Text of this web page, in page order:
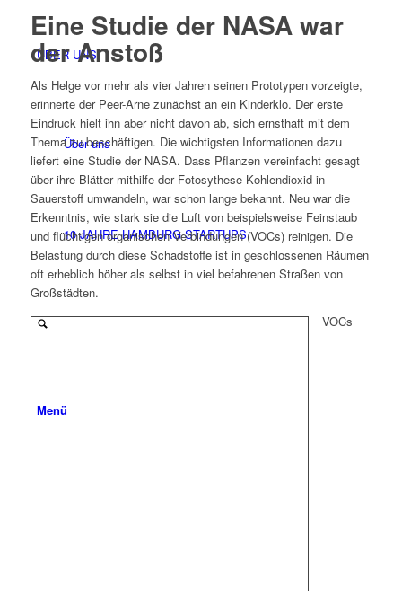
ÜBER UNS
Über uns
10 JAHRE HAMBURG STARTUPS
Menü
Eine Studie der NASA war
der Anstoß
Als Helge vor mehr als vier Jahren seinen Prototypen vorzeigte,
erinnerte der Peer-Arne zunächst an ein Kinderklo. Der erste
Eindruck hielt ihn aber nicht davon ab, sich ernsthaft mit dem
Thema zu beschäftigen. Die wichtigsten Informationen dazu
liefert eine Studie der NASA. Dass Pflanzen vereinfacht gesagt
über ihre Blätter mithilfe der Fotosythese Kohlendioxid in
Sauerstoff umwandeln, war schon lange bekannt. Neu war die
Erkenntnis, wie stark sie die Luft von beispielsweise Feinstaub
und flüchtigen organischen Verbindungen (VOCs) reinigen. Die
Belastung durch diese Schadstoffe ist in geschlossenen Räumen
oft erheblich höher als selbst in viel befahrenen Straßen von
Großstädten.
VOCs